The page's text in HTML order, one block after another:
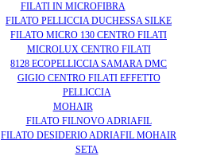
FILATI IN MICROFIBRA
FILATO PELLICCIA DUCHESSA SILKE
FILATO MICRO 130 CENTRO FILATI
MICROLUX CENTRO FILATI
8128 ECOPELLICCIA SAMARA DMC
GIGIO CENTRO FILATI EFFETTO
PELLICCIA
MOHAIR
FILATO FILNOVO ADRIAFIL
FILATO DESIDERIO ADRIAFIL MOHAIR
SETA